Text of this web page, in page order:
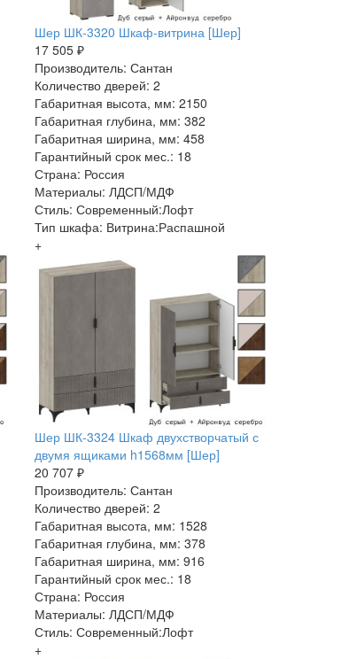
Шер ШК-3320 Шкаф-витрина [Шер]
17 505 ₽
Производитель: Сантан
Количество дверей: 2
Габаритная высота, мм: 2150
Габаритная глубина, мм: 382
Габаритная ширина, мм: 458
Гарантийный срок мес.: 18
Страна: Россия
Материалы: ЛДСП/МДФ
Стиль: Современный:Лофт
Тип шкафа: Витрина:Распашной
+
Шер ШК-3324 Шкаф двухстворчатый с
двумя ящиками h1568мм [Шер]
20 707 ₽
Производитель: Сантан
Количество дверей: 2
Габаритная высота, мм: 1528
Габаритная глубина, мм: 378
Габаритная ширина, мм: 916
Гарантийный срок мес.: 18
Страна: Россия
Материалы: ЛДСП/МДФ
Стиль: Современный:Лофт
+